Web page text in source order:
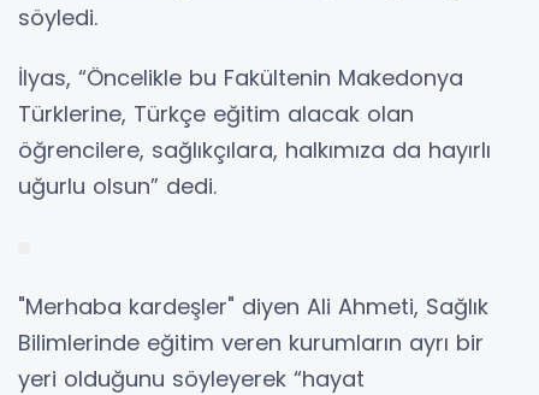
söyledi.
İlyas, “Öncelikle bu Fakültenin Makedonya
Türklerine, Türkçe eğitim alacak olan
öğrencilere, sağlıkçılara, halkımıza da hayırlı
uğurlu olsun” dedi.
"Merhaba kardeşler" diyen Ali Ahmeti, Sağlık
Bilimlerinde eğitim veren kurumların ayrı bir
yeri olduğunu söyleyerek “hayat